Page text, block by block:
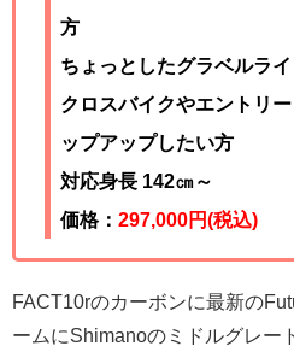
方
ちょっとしたグラベルラ
クロスバイクやエントリ
ップアップしたい方
対応身長 142㎝～
価格： 297,000円(税込)
FACT10rのカーボンに最新の
ームにShimanoのミドルグレー